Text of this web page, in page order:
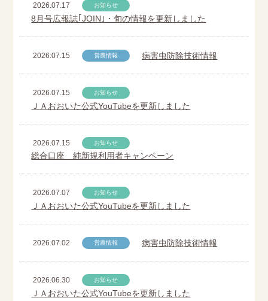
2026.07.17 お知らせ
8月号広報誌｢JOIN｣・旬の情報を更新しました
2026.07.15 営農情報 病害虫防除技術情報
2026.07.15 お知らせ
ＪＡおおいた公式YouTubeを更新しました
2026.07.15 お知らせ
総合口座 純新規利用者キャンペーン
2026.07.07 お知らせ
ＪＡおおいた公式YouTubeを更新しました
2026.07.02 営農情報 病害虫防除技術情報
2026.06.30 お知らせ
ＪＡおおいた公式YouTubeを更新しました